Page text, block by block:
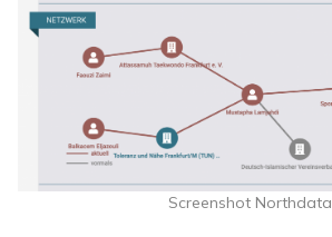
Screenshot Northdata